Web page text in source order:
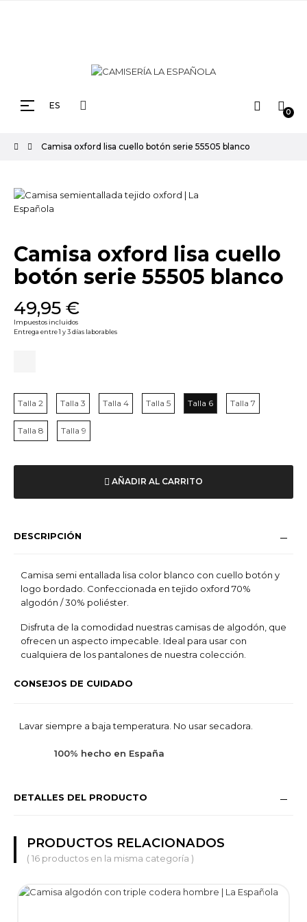
Navegación
☰ ES
0
Camisa oxford lisa cuello botón serie 55505 blanco
Camisa oxford lisa cuello
botón serie 55505 blanco
49,95 €
Impuestos incluidos
Entrega entre 1 y 3 días laborables
Talla 2 Talla 3 Talla 4 Talla 5 Talla 6 Talla 7
Talla 8 Talla 9
AÑADIR AL CARRITO
DESCRIPCIÓN
Camisa semi entallada lisa color blanco con cuello botón y
logo bordado. Confeccionada en tejido oxford 70%
algodón / 30% poliéster.
Disfruta de la comodidad nuestras camisas de algodón, que
ofrecen un aspecto impecable. Ideal para usar con
cualquiera de los pantalones de nuestra colección.
CONSEJOS DE CUIDADO
Lavar siempre a baja temperatura. No usar secadora.
100% hecho en España
DETALLES DEL PRODUCTO
PRODUCTOS RELACIONADOS
( 16 productos en la misma categoría )